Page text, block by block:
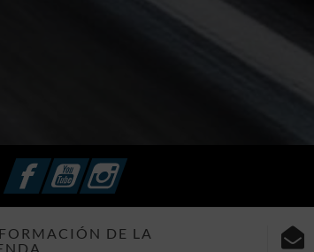
FacebookYouTubeInstagram
DE LA